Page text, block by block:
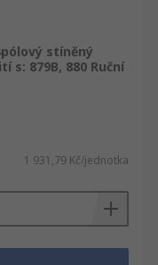
stíněný
s: 879B, 880 Ruční
1 931,79 Kč/jednotka